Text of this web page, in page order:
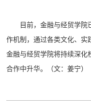
目前，金融与经贸学
作机制，通过各类文化、实
金融与经贸学院将持续深化
合作中升华。（文：姜宁）